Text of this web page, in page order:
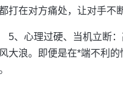
打在对方痛处，让对手不
5、心理过硬、当机立断
大浪。即便是在*端不利